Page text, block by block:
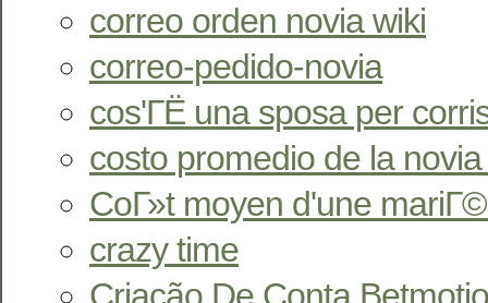
correo orden novia wiki
correo-pedido-novia
cos'ГЁ una sposa per
costo promedio de la
CoГ»t moyen d'une
crazy time